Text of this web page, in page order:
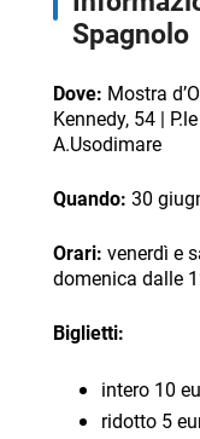
Spagnolo
Dove: Mostra
Kennedy, 54 |
A.Usodimare
Quando: 30
Orari: venerdì e
domenica dalle
Biglietti:
intero 10
ridotto 5